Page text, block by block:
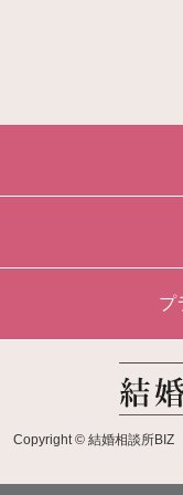
プ
Copyright © 結婚相談所BIZ